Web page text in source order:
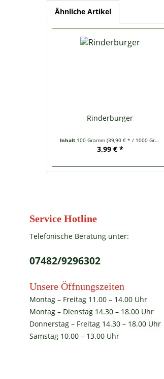
Ähnliche Artikel
Rinderburger
Inhalt 100 Gramm (39,90 € * / 1000 Gramm)
3,99 € *
Service Hotline
Telefonische Beratung unter:
07482/9296302
Unsere Öffnungszeiten
Montag – Freitag 11.00 – 14.00 Uhr
Montag – Dienstag 14.30 – 18.00 Uhr
Donnerstag – Freitag 14.30 – 18.00 Uhr
Samstag 10.00 – 13.00 Uhr